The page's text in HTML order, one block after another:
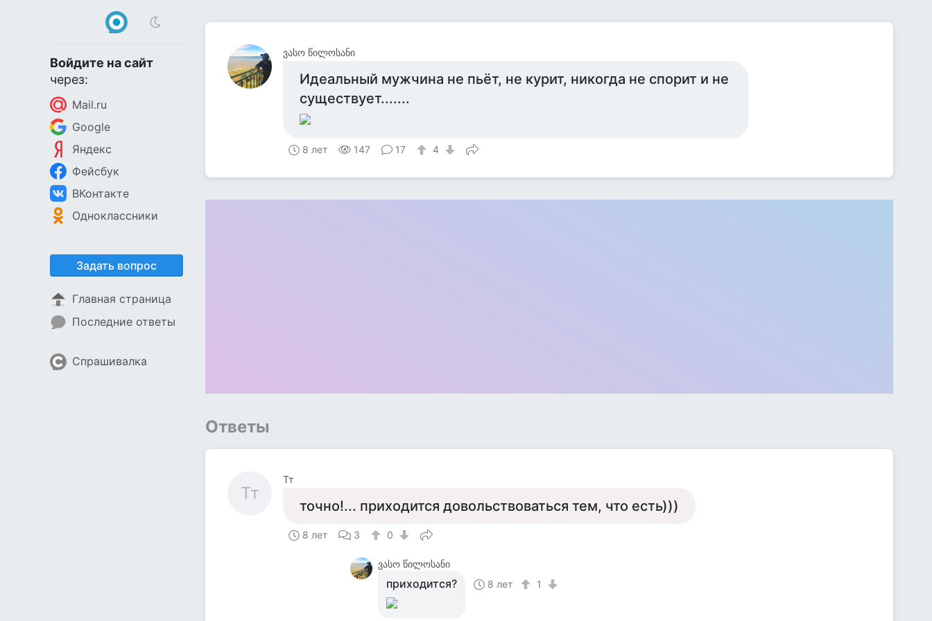
Войдите на сайт
через:
Mail.ru
Google
Яндекс
Фейсбук
ВКонтакте
Одноклассники
Задать вопрос
Главная страница
Последние ответы
Спрашивалка
ვასო წილოსანი
Идеальный мужчина не пьёт, не курит, никогда не спорит и не
существует.......
8 лет 147 17 4
Ответы
Тт
Тт
точно!... приходится довольствоваться тем, что есть)))
8 лет 3 0
ვასო წილოსანი
приходится? 8 лет 1